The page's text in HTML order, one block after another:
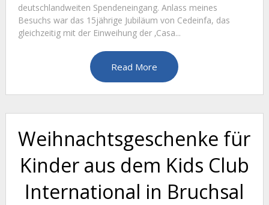
deutschlandweiten Spendeneingang. Anlass meines
Besuchs war das 15jährige Jubiläum von Cedeinfa, das
gleichzeitig mit der Einweihung der ‚Casa...
Read More
Weihnachtsgeschenke für
Kinder aus dem Kids Club
International in Bruchsal